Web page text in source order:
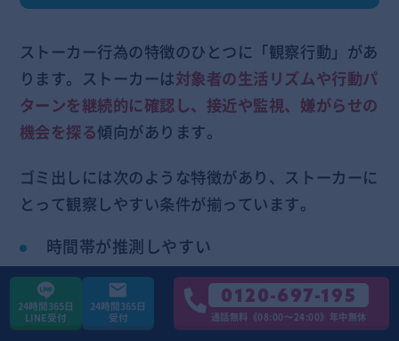
ストーカー行為の特徴のひとつに「観察行動」があ
ります。ストーカーは対象者の生活リズムや行動パ
ターンを継続的に確認し、接近や監視、嫌がらせの
機会を探る傾向があります。
ゴミ出しには次のような特徴があり、ストーカーに
とって観察しやすい条件が揃っています。
時間帯が推測しやすい
屋外での単独行動になりやすい
自宅周辺での短時間作業のため警戒心が低く
24時間365日
LINE受付
24時間365日
受付
0120-697-195
通話無料《08:00〜24:00》年中無休